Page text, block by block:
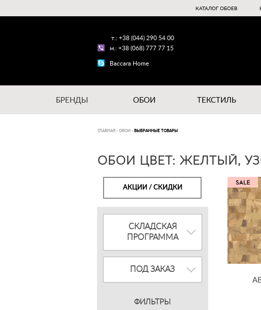
КАТАЛОГ ОБОЕВ
т.: +38 (044) 290 54 00
м.: +38 (068) 777 77 15
Baccara Home
БРЕНДЫ ОБОИ ТЕКСТИЛЬ
ГЛАВНАЯ - ОБОИ - ВЫБРАННЫЕ ТОВАРЫ
ОБОИ ЦВЕТ: ЖЕЛТЫЙ,
АКЦИИ / СКИДКИ
СКЛАДСКАЯ
ПРОГРАММА
ПОД ЗАКАЗ
ФИЛЬТРЫ